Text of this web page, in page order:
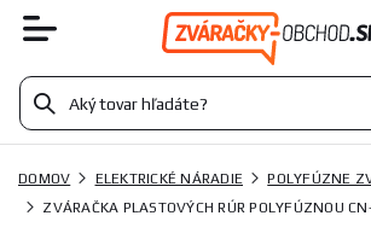
DOMOV ELEKTRICKÉ NÁRADIE
POLYFÚZNE
ZVÁRAČKA PLASTOVÝCH RÚR POLYFÚZNOU